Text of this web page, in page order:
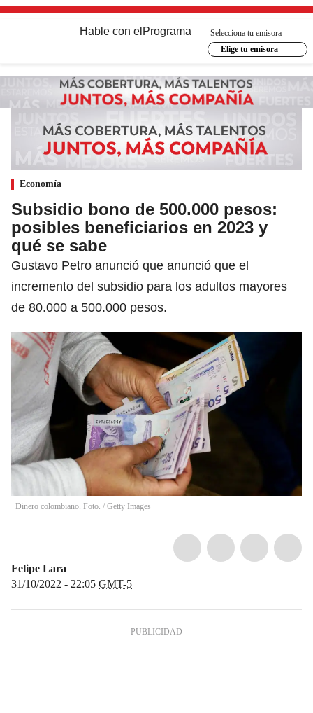
Hable con el Programa
Selecciona tu emisora
Elige tu emisora
Economía
Subsidio bono de 500.000 pesos:
posibles beneficiarios en 2023 y
qué se sabe
Gustavo Petro anunció que anunció que el
incremento del subsidio para los adultos mayores
de 80.000 a 500.000 pesos.
Dinero colombiano. Foto. / Getty Images
Felipe Lara
31/10/2022 - 22:05 GMT-5